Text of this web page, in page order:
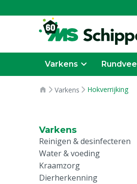
Varkens Rundvee
Varkens Hokverrijking
Varkens
Reinigen & desinfecteren
Water & voeding
Kraamzorg
Dierherkenning